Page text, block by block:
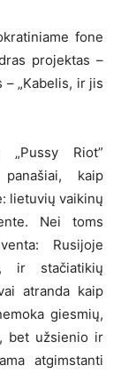
fone
projektas –
– „Kabelis, ir jis
Riot”
kaip
lietuvių vaikinų
Nei toms
Rusijoje
ir stačiatikių
atranda kaip
giesmių,
bet užsienio ir
atgimstanti